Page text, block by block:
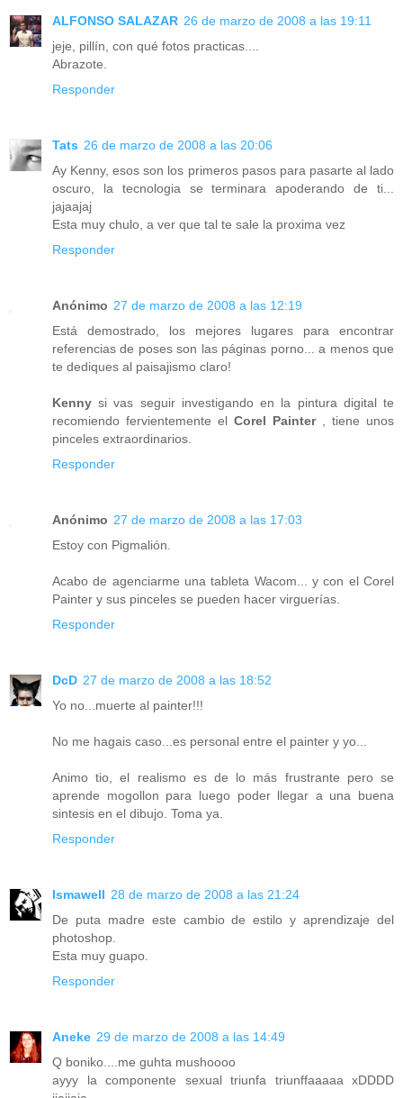
ALFONSO SALAZAR 26 de marzo de 2008 a las 19:11
jeje, pillín, con qué fotos practicas....
Abrazote.
Responder
Tats 26 de marzo de 2008 a las 20:06
Ay Kenny, esos son los primeros pasos para pasarte al lado
oscuro, la tecnologia se terminara apoderando de ti...
jajaajaj
Esta muy chulo, a ver que tal te sale la proxima vez
Responder
Anónimo 27 de marzo de 2008 a las 12:19
Está demostrado, los mejores lugares para encontrar
referencias de poses son las páginas porno... a menos que
te dediques al paisajismo claro!
Kennysi vas seguir investigando en la pintura digital te
recomiendo fervientemente el Corel Painter
, tiene unos
pinceles extraordinarios.
Responder
Anónimo 27 de marzo de 2008 a las 17:03
Estoy con Pigmalión.
Acabo de agenciarme una tableta Wacom... y con el Corel
Painter y sus pinceles se pueden hacer virguerías.
Responder
DcD 27 de marzo de 2008 a las 18:52
Yo no...muerte al painter!!!
No me hagais caso...es personal entre el painter y yo...
Animo tio, el realismo es de lo más frustrante pero se
aprende mogollon para luego poder llegar a una buena
sintesis en el dibujo. Toma ya.
Responder
Ismawell 28 de marzo de 2008 a las 21:24
De puta madre este cambio de estilo y aprendizaje del
photoshop.
Esta muy guapo.
Responder
Aneke 29 de marzo de 2008 a las 14:49
Q boniko....me guhta mushoooo
ayyy la componente sexual triunfa triunffaaaaa xDDDD